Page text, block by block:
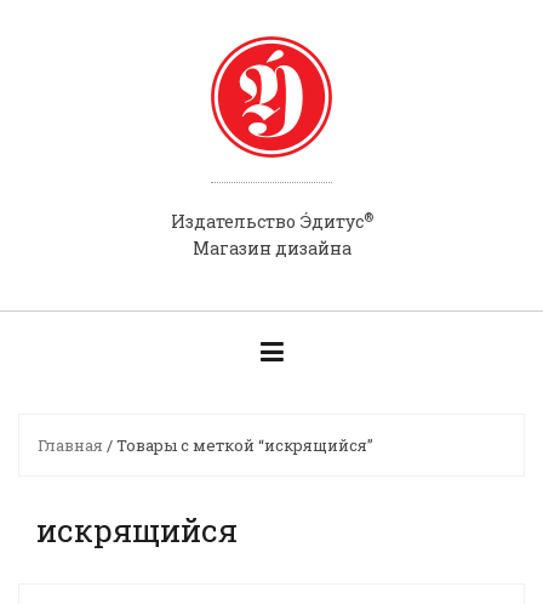
Издательство Э́дитус®
Магазин дизайна
Главная / Товары с меткой “искрящийся”
искрящийся